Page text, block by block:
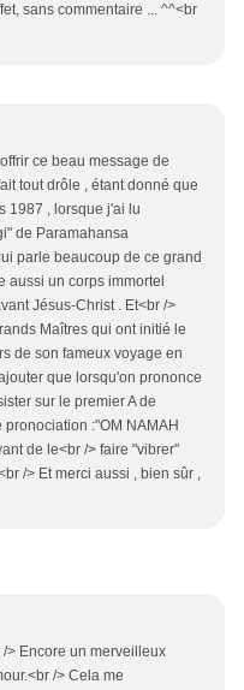
sans commentaire ... ^^<br
ce beau message de
tout drôle , étant donné que
1987 , lorsque j'ai lu
de Paramahansa
parle beaucoup de ce grand
aussi un corps immortel
Jésus-Christ . Et<br />
Maîtres qui ont initié le
de son fameux voyage en
que lorsqu'on prononce
sur le premier A de
:"OM NAMAH
de le<br /> faire "vibrer"
/> Et merci aussi , bien sûr ,
/> Encore un merveilleux
/> Cela me